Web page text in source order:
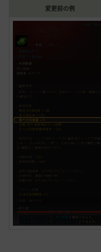
変更前の例